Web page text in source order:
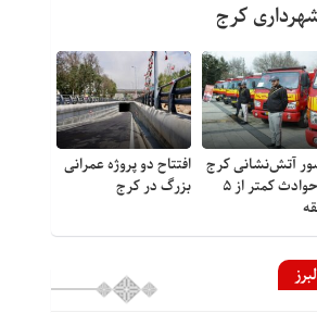
کرج
آتش‌نشانی کرج
در حوادث کمتر از ۵
افتتاح دو پروژه عمرانی
بزرگ در کرج